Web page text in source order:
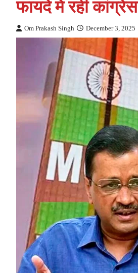
फायदे में रही कांग्रेस
Om Prakash Singh December 3, 2025